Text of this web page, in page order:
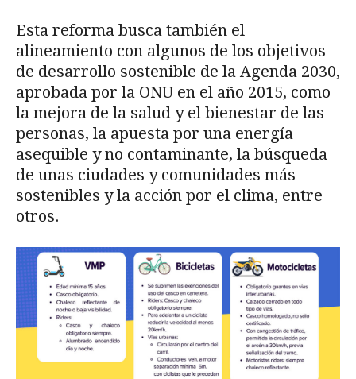
Esta reforma busca también el
alineamiento con algunos de los objetivos
de desarrollo sostenible de la Agenda 2030,
aprobada por la ONU en el año 2015, como
la mejora de la salud y el bienestar de las
personas, la apuesta por una energía
asequible y no contaminante, la búsqueda
de unas ciudades y comunidades más
sostenibles y la acción por el clima, entre
otros.